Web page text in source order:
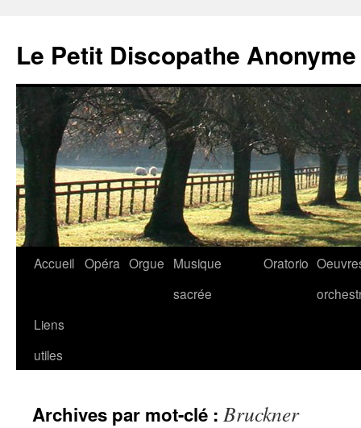
contenu
Le Petit Discopathe Anonyme
Accueil Opéra Orgue Musique
sacrée
Oratorio
Liens
utiles
Archives par mot-clé : Bruckner